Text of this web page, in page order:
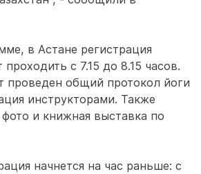
в Астане регистрация
проходить с 7.15 до 8.15 часов.
проведен общий протокол йоги
инструкторами. Также
и книжная выставка по
начнется на час раньше: с